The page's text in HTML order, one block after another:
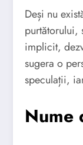
Deși nu
purtătorului,
implicit,
sugera o
speculații,
Nume